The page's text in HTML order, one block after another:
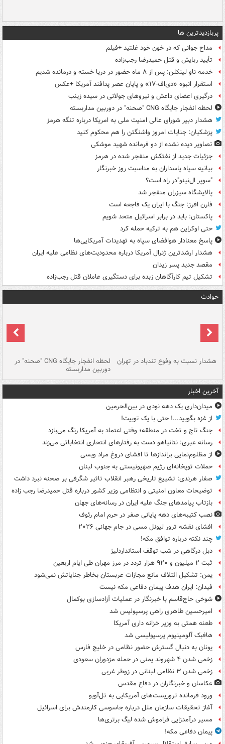
پربازدیدترین ها
مداح جوانی که در خون خود غلتید +فیلم
تأیید ربایش و قتل حمیدرضا رجب‌زاده
خدمه ناو لینکلن: پس از ۸ ماه حضور در دریا خسته و درمانده‌ شدیم
استقرار انبوه «دی‌اف‑۱۷» و پایان عصر پدافند آمریکا +عکس
درگیری اعضای داعش و نیروهای جولانی در سیده زینب
لحظه انفجار جایگاه CNG "صحنه" در دوربین مداربسته
هشدار دبیر شورای عالی امنیت ملی به امریکا درباره تنگه هرمز
پزشکیان: جنایات امروز واشنگتن را هم محکوم کنید
تصاویر دیده‌ نشده از دو فرمانده شهید موشکی
جزئیات جدید از نفتکش منفجر شده در هرمز
بیانیه سپاه پاسداران به مناسبت روز خبرنگار
"سوپر ال‌نینو"در راه است؟
پالایشگاه سیزران منفجر شد
فارن افرز: جنگ با ایران یک فاجعه است
پاکستان: باید در برابر اسرائیل متحد شویم
حتی اوکراین هم به ترکیه حمله کرد
پاسخ معنادار هوافضای سپاه به تهدیدات آمریکایی‌ها
هشدار ارشدترین ژنرال آمریکا درباره محدودیت‌های نظامی علیه ایران
مقصد جدید پسر زیدان
تشکیل تیم کارآگاهان زبده برای دستگیری عاملان قتل رجب‌زاده
حوادث
هشدار نسبت به وفوع تندباد در تهران لحظه انفجار جایگاه CNG "صحنه" در
دوربین مداربسته
آخرین اخبار
میدان‌داری یک دهه نودی در بین‌الحرمین
از غزه بگویید...! حتی با یک توییت!
جنگ تاج و تخت در منطقه؛ وقتی اعتماد به آمریکا رنگ می‌بازد
رسانه عبری: نتانیاهو دست به رفتارهای انتحاری انتخاباتی می‌زند
از مظلوم‌نمایی براندازها تا افشای دروغ مراد ویسی
حملات توپخانه‌ای رژیم صهیونیستی به جنوب لبنان
صفار هرندی: تشییع تاریخی رهبر انقلاب تاثیر شگرفی بر صحنه نبرد داشت
توضیحات معاون امنیتی و انتظامی وزیر کشور درباره قتل حمیدرضا رجب زاده
بازتاب پیامدهای جنگ علیه ایران در رسانه‌های جهان
نصب کتیبه‌های دهه پایانی صفر در حرم امام رئوف
افشای نقشه ترور لیونل مسی در جام جهانی ۲۰۲۶
چند نکته درباره توافق مکه!
دبل درگاهی در شب توقف استانداردلیژ
ثبت ۲ میلیون و ۹۲۰ هزار تردد در مرز مهران طی ایام اربعین
یمن: تشکیل ائتلاف مانع مجازات عربستان بخاطر جنایاتش نمی‌شود
فیدان: ایران هدف پیمان دفاعی مکه نیست
شوخی حاج‌قاسم با خبرنگار در عملیات آزادسازی بوکمال
امیرحسین طاهری راهی پرسپولیس شد
طعنه همتی به وزیر خزانه داری آمریکا
هافبک آلومینیوم پرسپولیسی شد
یونان به دنبال گسترش حضور نظامی در خلیج فارس
زخمی شدن ۴ شهروند یمنی در حمله مزدوران سعودی
زخمی شدن ۳ نظامی لبنانی در زوطر غربی
عکاسان و خبرنگاران در دفاع مقدس
ورود فرمانده تروریست‌های آمریکایی به تل‌آویو
آغاز تحقیقات سازمان ملل درباره جاسوسی کارمندش برای اسرائیل
مسیر درآمدزایی فراموش شده لیگ برتری‌ها
پیمان دفاعی مکه!